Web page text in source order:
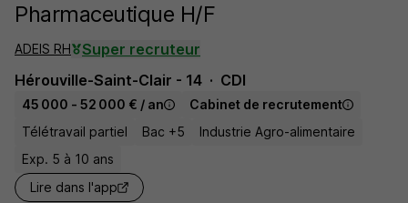
Pharmaceutique H/F
ADEIS RH
Super recruteur
Hérouville-Saint-Clair - 14
CDI
45 000 - 52 000 € / an
Cabinet de recrutement
Télétravail partiel
Bac +5
Industrie Agro-alimentaire
Exp. 5 à 10 ans
Lire dans l'app